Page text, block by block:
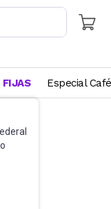
Especial Café